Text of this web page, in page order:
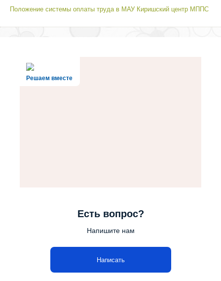
Положение системы оплаты труда в МАУ Киришский центр МППС
Решаем вместе
Есть вопрос?
Напишите нам
Написать